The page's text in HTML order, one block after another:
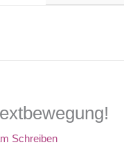
Schreiben